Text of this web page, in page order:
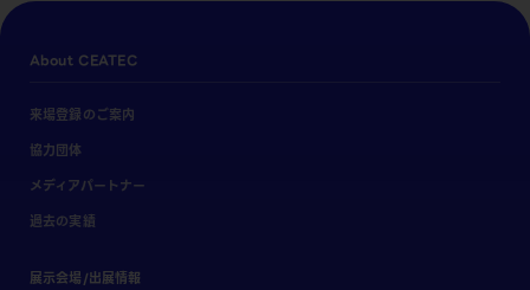
About CEATEC
来場登録のご案内
協力団体
メディアパートナー
過去の実績
展示会場/出展情報